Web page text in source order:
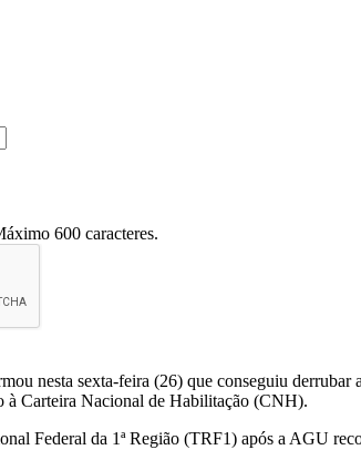
600 caracteres.
nesta sexta-feira (26) que conseguiu
à Carteira Nacional de Habilitação (CNH).
Federal da 1ª Região (TRF1) após a AGU